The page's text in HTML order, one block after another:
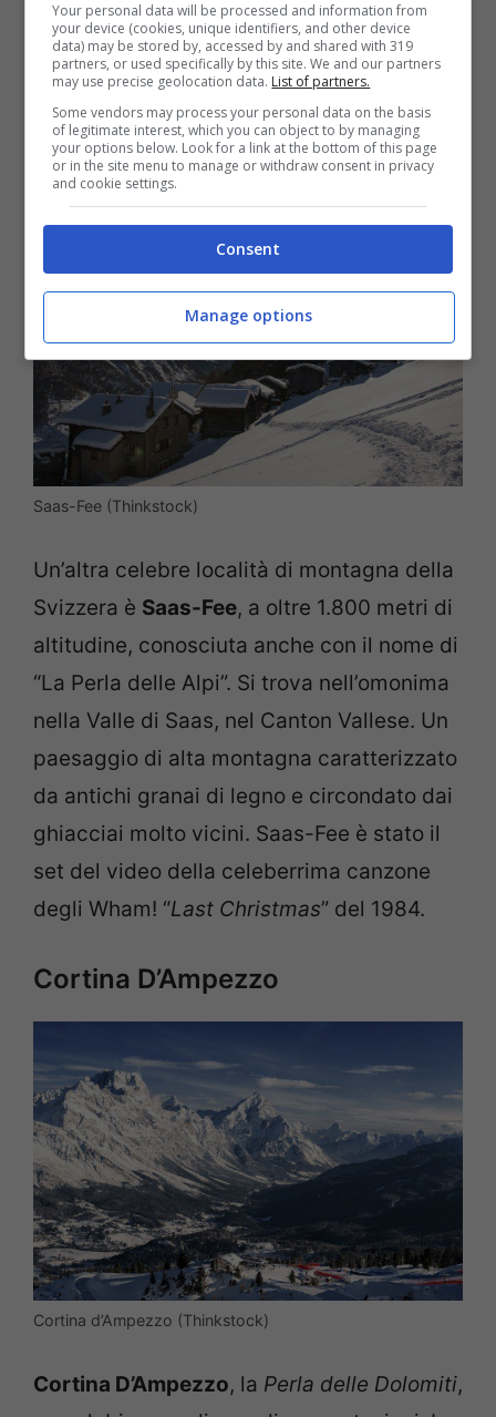
mezzanotte a Natale. Sul vicino Monte
Straža ci sono gli impianti per lo sci e lo
snowboard
Saas-Fee, Svizzera
Saas-Fee (Thinkstock)
Un’altra celebre località di montagna della
Svizzera è Saas-Fee, a oltre 1.800 metri di
altitudine, conosciuta anche con il nome di
“La Perla delle Alpi”. Si trova nell’omonima
nella Valle di Saas, nel Canton Vallese. Un
paesaggio di alta montagna caratterizzato
da antichi granai di legno e circondato dai
ghiacciai molto vicini. Saas-Fee è stato il
set del video della celeberrima canzone
degli Wham! “Last Christmas” del 1984.
Cortina D’Ampezzo
Cortina d’Ampezzo (Thinkstock)
Cortina D’Ampezzo, la Perla delle Dolomiti,
Your personal data will be processed and information from
your device (cookies, unique identifiers, and other device
data) may be stored by, accessed by and shared with 319
partners, or used specifically by this site. We and our partners
may use precise geolocation data. List of partners.
Some vendors may process your personal data on the basis
of legitimate interest, which you can object to by managing
your options below. Look for a link at the bottom of this page
or in the site menu to manage or withdraw consent in privacy
and cookie settings.
Consent
Manage options